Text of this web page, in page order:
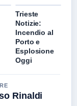
Trieste
Notizie:
Incendio al
Porto e
Esplosione
Oggi
Rinaldi